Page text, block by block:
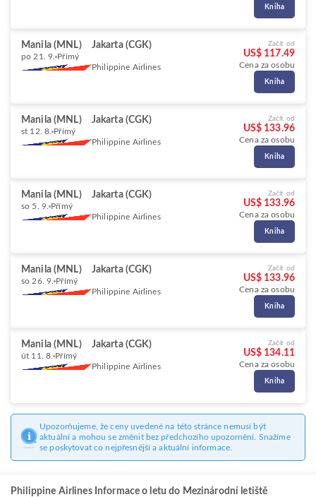
Kniha
Manila (MNL) Jakarta (CGK)
po 21. 9. Přímý
Philippine Airlines
Začít od
US$ 117.49
Cena za osobu
Kniha
Manila (MNL) Jakarta (CGK)
st 12. 8. Přímý
Philippine Airlines
Začít od
US$ 133.96
Cena za osobu
Kniha
Manila (MNL) Jakarta (CGK)
so 5. 9. Přímý
Philippine Airlines
Začít od
US$ 133.96
Cena za osobu
Kniha
Manila (MNL) Jakarta (CGK)
so 26. 9. Přímý
Philippine Airlines
Začít od
US$ 133.96
Cena za osobu
Kniha
Manila (MNL) Jakarta (CGK)
út 11. 8. Přímý
Philippine Airlines
Začít od
US$ 134.11
Cena za osobu
Kniha
Upozorňujeme, že ceny uvedené na této stránce nemusí být
aktuální a mohou se změnit bez předchozího upozornění. Snažíme
se poskytovat co nejpřesnější a aktuální informace.
Philippine Airlines Informace o letu do Mezinárodní letiště